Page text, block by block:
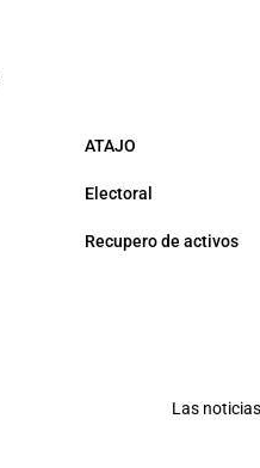
ATAJO
Electoral
Recupero de activos
Las